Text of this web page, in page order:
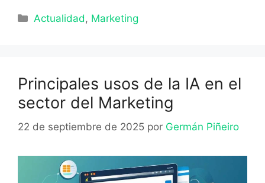
Categorías
Actualidad, Marketing
Principales usos de la IA en el
sector del Marketing
22 de septiembre de 2025 por Germán Piñeiro